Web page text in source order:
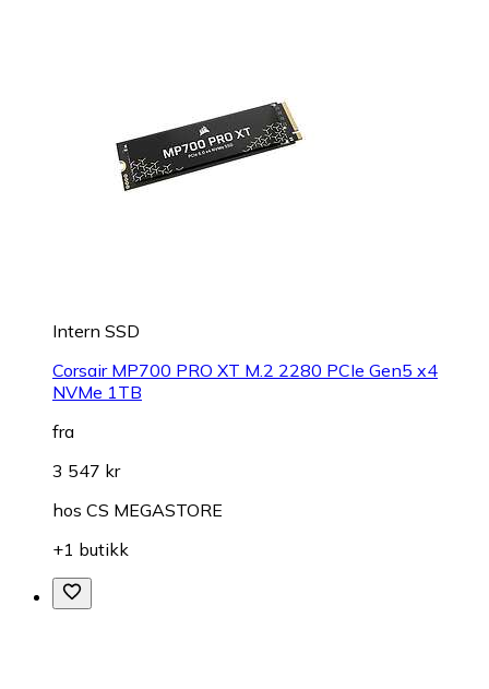
Intern SSD
Corsair MP700 PRO XT M.2 2280 PCIe Gen5 x4
NVMe 1TB
fra
3 547 kr
hos CS MEGASTORE
+1 butikk